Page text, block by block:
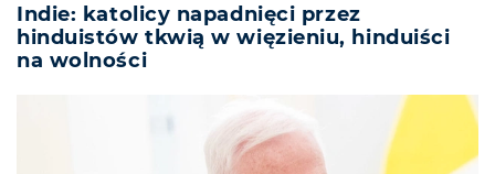
Indie: katolicy napadnięci przez
hinduistów tkwią w więzieniu, hinduiści
na wolności